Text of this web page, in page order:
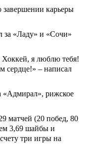
завершении карьеры
за «Ладу» и «Сочи»
я люблю тебя!
сердце!» – написал
«Адмирал», рижское
матчей (20 побед, 80
3,69 шайбы и
три игры на